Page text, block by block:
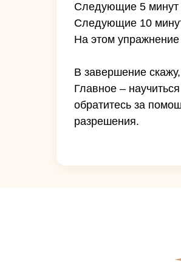
Следующие 5 минут
Следующие 10 минут
На этом
В завершение
Главное –
обратитесь за
разрешения.